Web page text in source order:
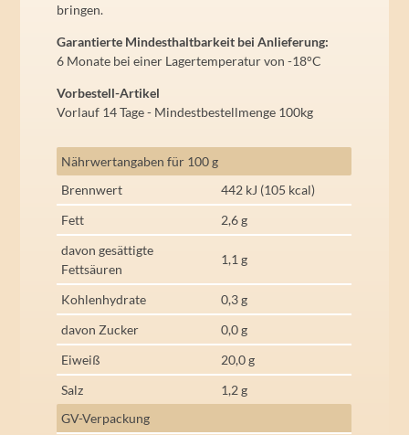
bringen.
Garantierte Mindesthaltbarkeit bei Anlieferung:
6 Monate bei einer Lagertemperatur von -18°C
Vorbestell-Artikel
Vorlauf 14 Tage - Mindestbestellmenge 100kg
Nährwertangaben für 100 g
Brennwert
442 kJ (105 kcal)
Fett
2,6 g
davon gesättigte
Fettsäuren
1,1 g
Kohlenhydrate
0,3 g
davon Zucker
0,0 g
Eiweiß
20,0 g
Salz
1,2 g
GV-Verpackung